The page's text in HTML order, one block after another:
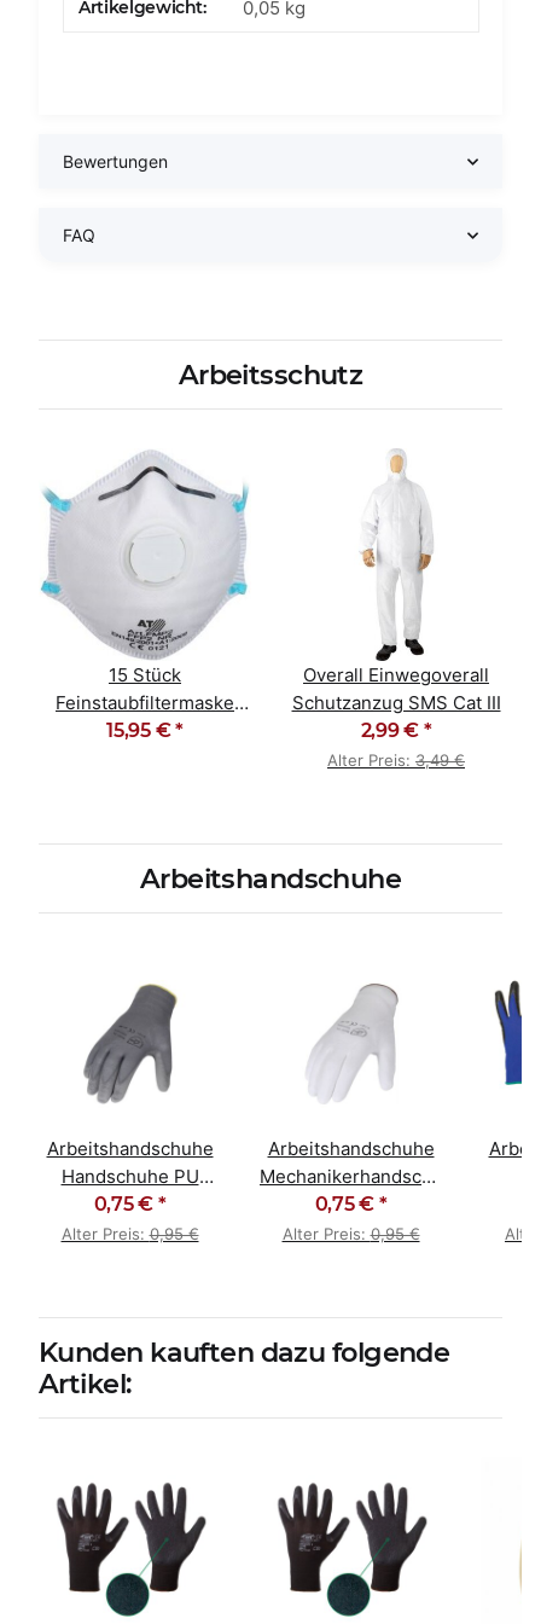
Artikelgewicht: 0,05 kg
Bewertungen
FAQ
Arbeitsschutz
15 Stück
Feinstaubfiltermaske
Staubmaske FFP2 NR D
15,95 €*
Overall Einwegoverall
Schutzanzug SMS Cat III
2,99 € *
Alter Preis: 3,49 €
Arbeitshandschuhe
Arbeitshandschuhe
Handschuhe PU
beschichtet grau
0,75 € *
Alter Preis:0,95 €
Arbeitshandschuhe
Mechanikerhandschuhe
PU weiß
0,75 € *
Alter Preis:0,95 €
Kunden kauften dazu folgende
Artikel: